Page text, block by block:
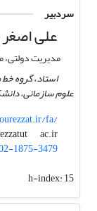
سردبیر
علی
مدیریت دولتی،
استاد، گروه
علوم سازمانی،
fa/
pourezzatut
ac.ir
1875-3479
h-index:15